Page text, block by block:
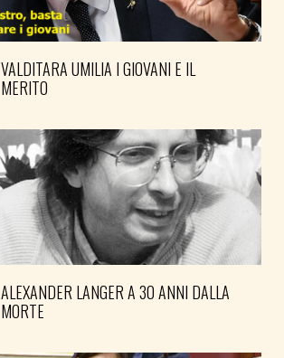
VALDITARA UMILIA I GIOVANI E IL
MERITO
ALEXANDER LANGER A 30 ANNI DALLA
MORTE